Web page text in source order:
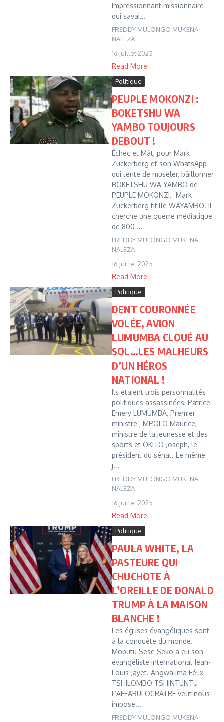
Impressionnant missionnaire
qui savai...
FREDDY MULONGO MUKENA
NALEZA
16 juillet 2025
Read More
Politique
PEUPLE MOKONZI :
BOKETSHU WA
YAMBO TOUJOURS
DEBOUT !
Échec et Mât, pour Mark
Zuckerberg et son WhatsApp
qui tente de museler, bâillonner
BOKETSHU WA YAMBO de
PEUPLE MOKONZI. Mark
Zuckerberg titille WAYAMBO. Il
cherche une guerre médiatique
de 800 ...
FREDDY MULONGO MUKENA
NALEZA
16 juillet 2025
Read More
Politique
DENT COURONNÉE
VOLÉE, AVION
LUMUMBA CLOUÉ AU
SOL…LES MALHEURS
D’UN HÉROS
NATIONAL !
Ils étaient trois personnalités
politiques assassinées: Patrice
Emery LUMUMBA, Premier
ministre ; MPOLO Maurice,
ministre de la jeunesse et des
sports et OKITO Joseph, le
président du sénat. Le même
j...
FREDDY MULONGO MUKENA
NALEZA
16 juillet 2025
Read More
Politique
PAULA WHITE, LA
PASTEURE QUI
CHUCHOTE À
L’OREILLE DE DONALD
TRUMP À LA MAISON
BLANCHE !
Les églises évangéliques sont
à la conquête du monde.
Mobutu Sese Seko a eu son
évangéliste international Jean-
Louis Jayet. Angwalima Félix
TSHILOMBO TSHINTUNTU
L’AFFABULOCRATRE veut nous
impose...
FREDDY MULONGO MUKENA